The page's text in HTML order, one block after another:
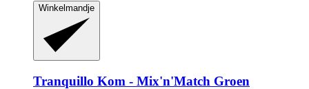
Winkelmandje
Tranquillo Kom -​ Mix'n'Match Groen